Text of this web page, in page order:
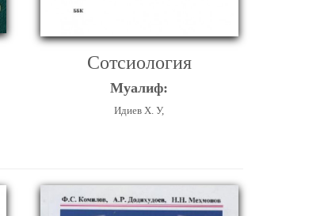
Сотсиология
Муалиф:
Идиев Х. У,